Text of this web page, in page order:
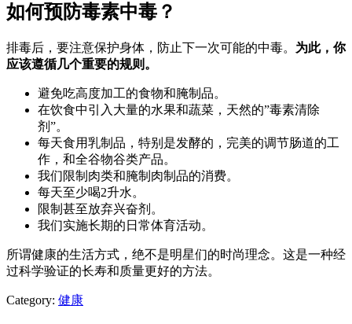
如何预防毒素中毒？
排毒后，要注意保护身体，防止下一次可能的中毒。 为此，你
应该遵循几个重要的规则。
避免吃高度加工的食物和腌制品。
在饮食中引入大量的水果和蔬菜，天然的”毒素清除
剂”。
每天食用乳制品，特别是发酵的，完美的调节肠道的工
作，和全谷物谷类产品。
我们限制肉类和腌制肉制品的消费。
每天至少喝2升水。
限制甚至放弃兴奋剂。
我们实施长期的日常体育活动。
所谓健康的生活方式，绝不是明星们的时尚理念。这是一种经
过科学验证的长寿和质量更好的方法。
Category: 健康